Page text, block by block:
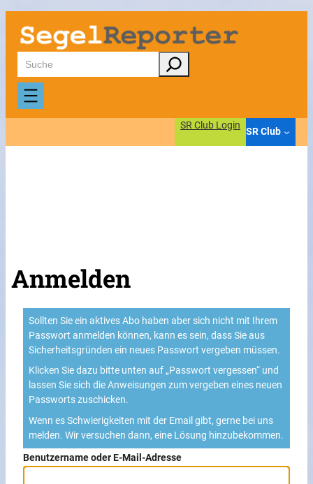
Suchen
SR Club Login
SR Club
Anmelden
Sollten Sie ein aktives Abo haben aber sich nicht mit Ihrem
Passwort anmelden können, kann es sein, dass Sie aus
Sicherheitsgründen ein neues Passwort vergeben müssen.
Klicken Sie dazu bitte unten auf „Passwort vergessen“ und
lassen Sie sich die Anweisungen zum vergeben eines neuen
Passworts zuschicken.
Wenn es Schwierigkeiten mit der Email gibt, gerne bei uns
melden. Wir versuchen dann, eine Lösung hinzubekommen.
Benutzername oder E-Mail-Adresse